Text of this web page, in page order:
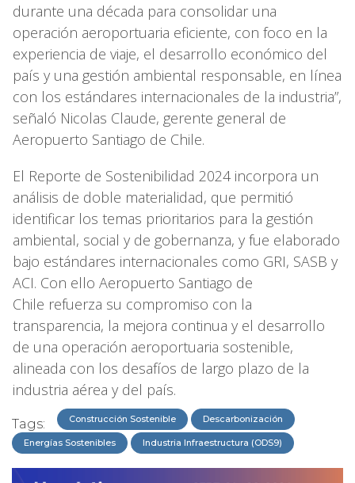
durante una década para consolidar una
operación aeroportuaria eficiente, con foco en la
experiencia de viaje, el desarrollo económico del
país y una gestión ambiental responsable, en línea
con los estándares internacionales de la industria”,
señaló Nicolas Claude, gerente general de
Aeropuerto Santiago de Chile.
El Reporte de Sostenibilidad 2024 incorpora un
análisis de doble materialidad, que permitió
identificar los temas prioritarios para la gestión
ambiental, social y de gobernanza, y fue elaborado
bajo estándares internacionales como GRI, SASB y
ACI. Con ello Aeropuerto Santiago de
Chile refuerza su compromiso con la
transparencia, la mejora continua y el desarrollo
de una operación aeroportuaria sostenible,
alineada con los desafíos de largo plazo de la
industria aérea y del país.
Tags: Construcción Sostenible Descarbonización
Energías Sostenibles Industria Infraestructura (ODS9)